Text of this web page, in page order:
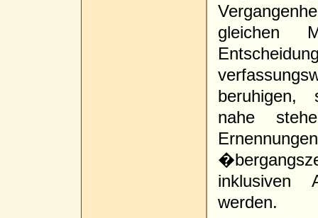
gleichen
beruhigen,
nahe
inklusiven
werden.